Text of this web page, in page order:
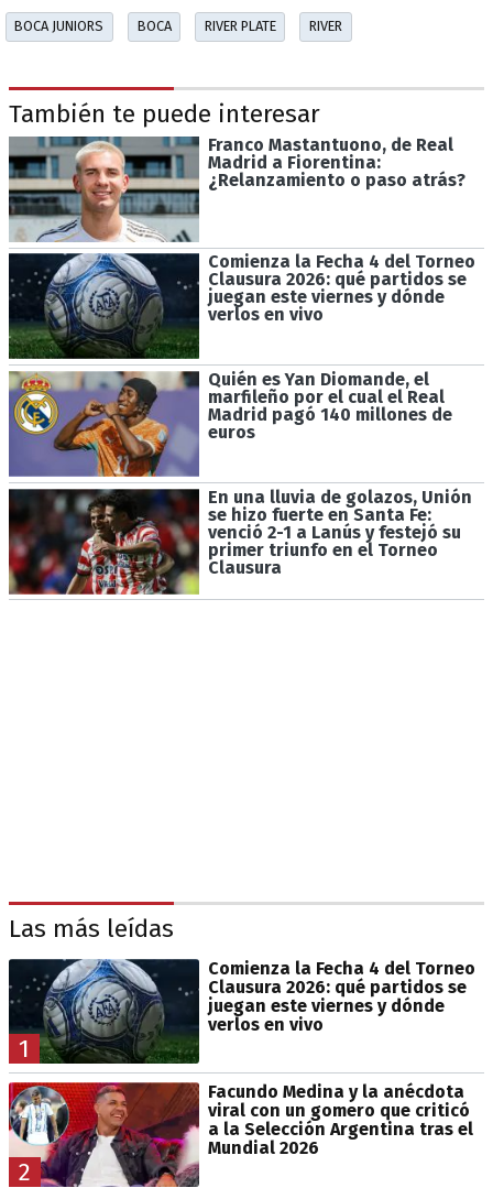
BOCA JUNIORS BOCA RIVER PLATE RIVER
También te puede interesar
Franco Mastantuono, de Real
Madrid a Fiorentina:
¿Relanzamiento o paso atrás?
Comienza la Fecha 4 del Torneo
Clausura 2026: qué partidos se
juegan este viernes y dónde
verlos en vivo
Quién es Yan Diomande, el
marfileño por el cual el Real
Madrid pagó 140 millones de
euros
En una lluvia de golazos, Unión
se hizo fuerte en Santa Fe:
venció 2-1 a Lanús y festejó su
primer triunfo en el Torneo
Clausura
Las más leídas
1
Comienza la Fecha 4 del Torneo
Clausura 2026: qué partidos se
juegan este viernes y dónde
verlos en vivo
2
Facundo Medina y la anécdota
viral con un gomero que criticó
a la Selección Argentina tras el
Mundial 2026